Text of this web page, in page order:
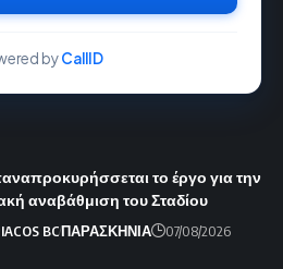
byCallID
το έργο για την
αναβάθμιση του Σταδίου
BCΠΑΡΑΣΚΗΝΙΑ 07/08/2026